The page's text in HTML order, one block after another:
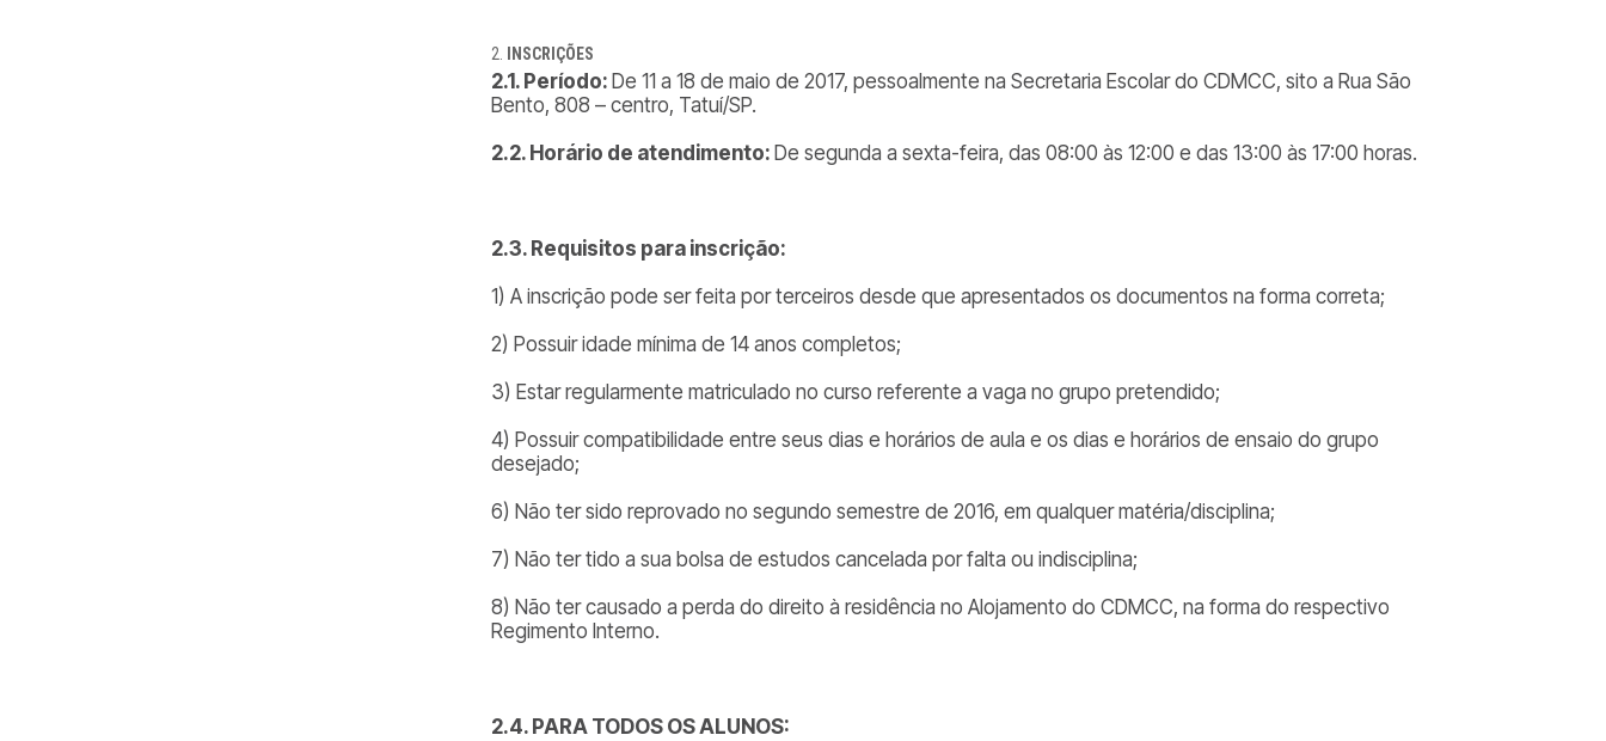
INSCRIÇÕES
2.1. Período:De 11 a 18 de maio de 2017, pessoalmente na Secretaria Escolar do CDMCC, sito a Rua São
Bento, 808 – centro, Tatuí/SP.
2.2. Horário de atendimento:De segunda a sexta-feira, das 08:00 às 12:00 e das 13:00 às 17:00 horas.
2.3. Requisitos para inscrição:
1) A inscrição pode ser feita por terceiros desde que apresentados os documentos na forma correta;
2) Possuir idade mínima de 14 anos completos;
3) Estar regularmente matriculado no curso referente a vaga no grupo pretendido;
4) Possuir compatibilidade entre seus dias e horários de aula e os dias e horários de ensaio do grupo
desejado;
6) Não ter sido reprovado no segundo semestre de 2016, em qualquer matéria/disciplina;
7) Não ter tido a sua bolsa de estudos cancelada por falta ou indisciplina;
8) Não ter causado a perda do direito à residência no Alojamento do CDMCC, na forma do respectivo
Regimento Interno.
2.4. PARA TODOS OS ALUNOS: